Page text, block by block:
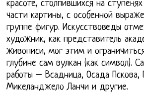
красоте, столпившихся на
части картины, с особенной
группе фигур. Искусствоведы
художник, как представитель
живописи, мог этим и
глубине сам вулкан (как символ).
работы – Всадница, Осада Пскова,
Микеланджело Ланчи и другие.